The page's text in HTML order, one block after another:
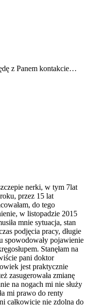
z Panem kontakcie…
nerki, w tym 7lat
przez 15 lat
do tego
w listopadzie 2015
mnie sytuacja, stan
podjęcia pracy, długie
spowodowały pojawienie
Stanęłam na
pani doktor
jest praktycznie
zasugerowała zmianę
na nogach mi nie służy
mi prawo do renty
całkowicie nie zdolna do